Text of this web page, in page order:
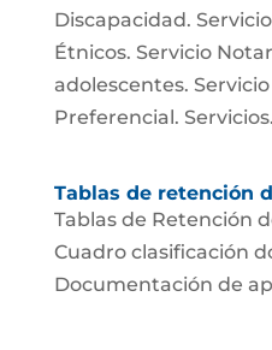
Discapacidad.
Étnicos. Servicio
adolescentes.
Preferencial.
Tablas de retención
Tablas de Retención
Cuadro clasificación
Documentación de